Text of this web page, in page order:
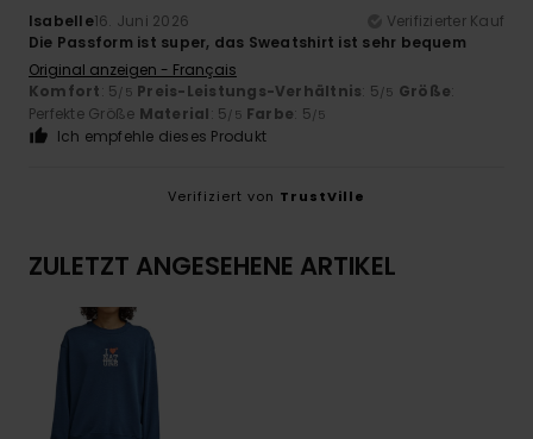
Isabelle16. Juni 2026
Verifizierter Kauf
Die Passform ist super, das Sweatshirt ist sehr bequem
Original anzeigen - Français
Komfort: 5/5 Preis-Leistungs-Verhältnis: 5/5 Größe:
Perfekte Größe Material: 5/5 Farbe: 5/5
Ich empfehle dieses Produkt
Verifiziert von TrustVille
ZULETZT ANGESEHENE ARTIKEL